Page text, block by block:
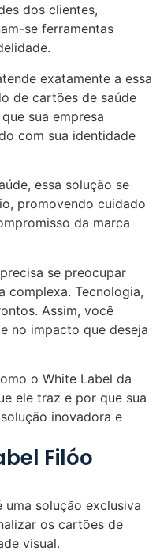
dos clientes,
se ferramentas
exatamente a essa
de cartões de saúde
sua empresa
com sua identidade
essa solução se
promovendo cuidado
da marca
se preocupar
complexa. Tecnologia,
Assim, você
no impacto que deseja
o White Label da
ele traz e por que sua
inovadora e
Filóo
uma solução exclusiva
os cartões de
visual.